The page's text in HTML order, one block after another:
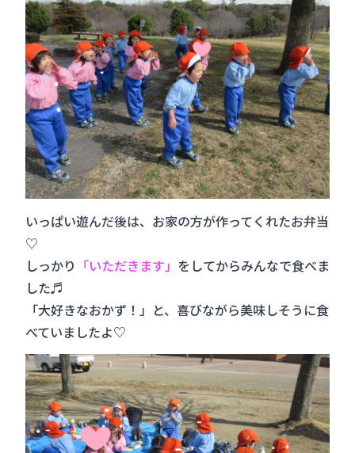
いっぱい遊んだ後は、お家の方が作ってくれたお弁当
♡
しっかり 「いただきます」 をしてからみんなで食べま
した♬
「大好きなおかず！」と、喜びながら美味しそうに食
べていましたよ♡